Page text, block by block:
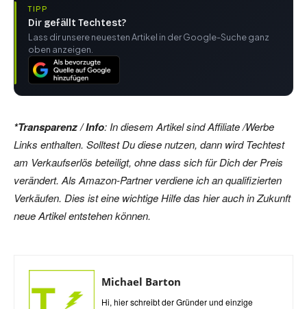
TIPP
Dir gefällt Techtest?
Lass dir unsere neuesten Artikel in der Google-Suche ganz
oben anzeigen.
*Transparenz / Info: In diesem Artikel sind Affiliate /Werbe
Links enthalten. Solltest Du diese nutzen, dann wird Techtest
am Verkaufserlös beteiligt, ohne dass sich für Dich der Preis
verändert. Als Amazon-Partner verdiene ich an qualifizierten
Verkäufen. Dies ist eine wichtige Hilfe das hier auch in Zukunft
neue Artikel entstehen können.
Michael Barton
Hi, hier schreibt der Gründer und einzige